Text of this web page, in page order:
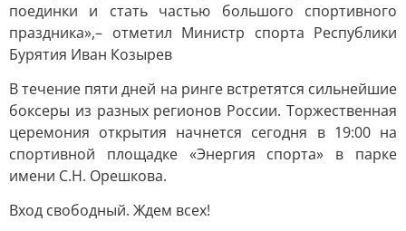
поединки и стать частью большого спортивного
праздника»,– отметил Министр спорта Республики
Бурятия Иван Козырев
В течение пяти дней на ринге встретятся сильнейшие
боксеры из разных регионов России. Торжественная
церемония открытия начнется сегодня в 19:00 на
спортивной площадке «Энергия спорта» в парке
имени С.Н. Орешкова.
Вход свободный. Ждем всех!